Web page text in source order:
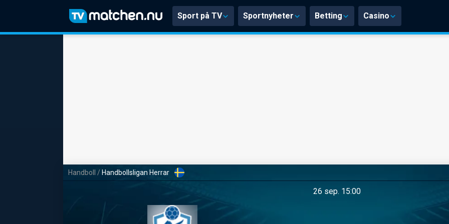
Sport på TV Sportnyheter Betting Casino
Handboll / Handbollsligan Herrar
26 sep. 15:00